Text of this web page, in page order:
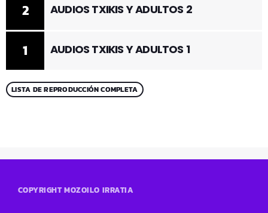
1 AUDIOS TXIKIS Y ADULTOS 1
2 AUDIOS TXIKIS Y ADULTOS 2
LISTA DE REPRODUCCIÓN COMPLETA
COPYRIGHT MOZOILO IRRATIA